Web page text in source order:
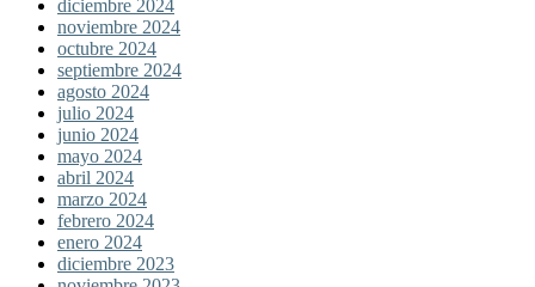
diciembre 2024
noviembre 2024
octubre 2024
septiembre 2024
agosto 2024
julio 2024
junio 2024
mayo 2024
abril 2024
marzo 2024
febrero 2024
enero 2024
diciembre 2023